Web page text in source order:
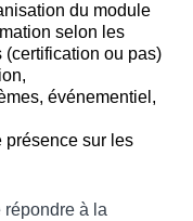
du module
selon les
(certification ou pas)
événementiel,
présence sur les
répondre à la